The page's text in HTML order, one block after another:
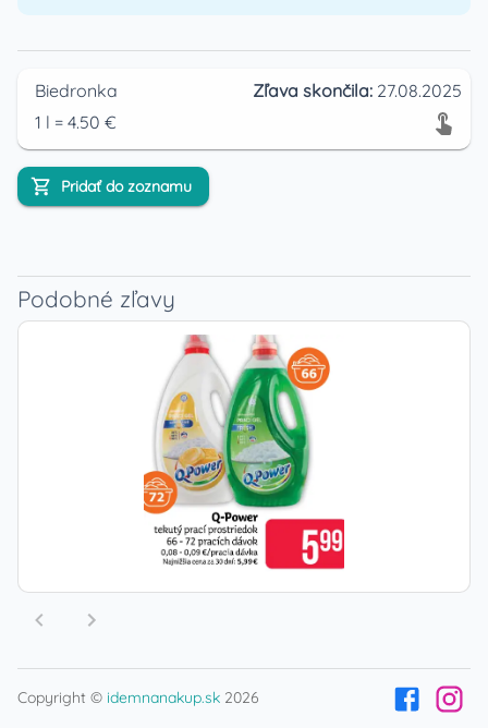
Biedronka Zľava skončila: 27.08.2025
1 l = 4.50 €
Pridať do zoznamu
Podobné zľavy
Copyright © idemnanakup.sk 2026